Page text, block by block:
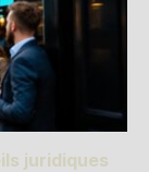
juridiques